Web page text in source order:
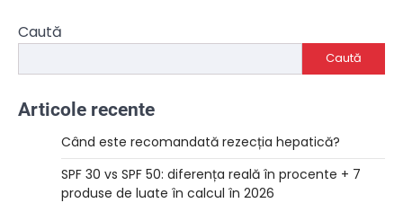
Caută
Caută
Articole recente
Când este recomandată rezecția hepatică?
SPF 30 vs SPF 50: diferența reală în procente + 7
produse de luate în calcul în 2026